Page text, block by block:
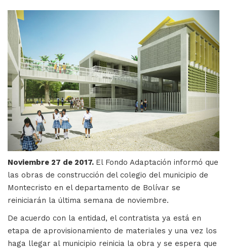
Noviembre 27 de 2017. El Fondo Adaptación informó que
las obras de construcción del colegio del municipio de
Montecristo en el departamento de Bolívar se
reiniciarán la última semana de noviembre.
De acuerdo con la entidad, el contratista ya está en
etapa de aprovisionamiento de materiales y una vez los
haga llegar al municipio reinicia la obra y se espera que